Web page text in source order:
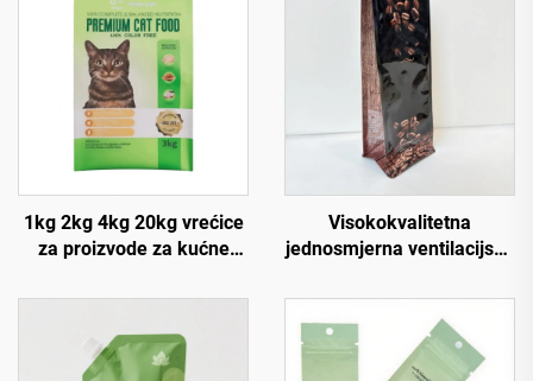
1kg 2kg 4kg 20kg vrećice
za proizvode za kućne
za pakiranje po narudžbi
Visokokvalitetna
jednosmjerna ventilacijska
ambalaža ravno dno
vrećica za kavu velikog
obujma s ventilom i